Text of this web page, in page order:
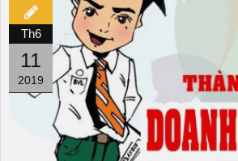
Th6
11
2019